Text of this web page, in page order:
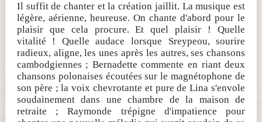
Il suffit de chanter et la création jaillit. La musique est
légère, aérienne, heureuse. On chante d'abord pour le
plaisir que cela procure. Et quel plaisir ! Quelle
vitalité ! Quelle audace lorsque Sreypeou, sourire
radieux, aligne, les unes après les autres, ses chansons
cambodgiennes ; Bernadette commente en riant deux
chansons polonaises écoutées sur le magnétophone de
son père ; la voix chevrotante et pure de Lina s'envole
soudainement dans une chambre de la maison de
retraite ; Raymonde trépigne d'impatience pour